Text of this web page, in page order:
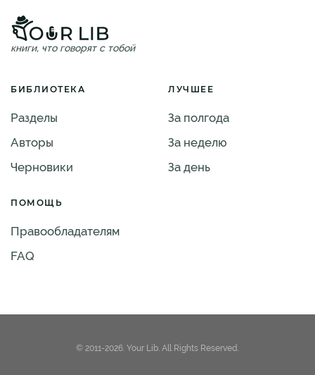
книги, что говорят с тобой
БИБЛИОТЕКА
Разделы
Авторы
Черновики
ЛУЧШЕЕ
За полгода
За неделю
За день
ПОМОЩЬ
Правообладателям
FAQ
© 2011-2026. Your Lib. All Rights Reserved.